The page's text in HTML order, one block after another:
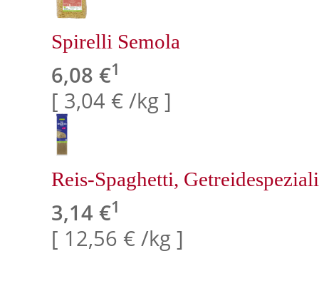
Spirelli Semola
6,08 €1
[ 3,04 € /kg ]
Reis-Spaghetti,
3,14 €1
[ 12,56 € /kg ]